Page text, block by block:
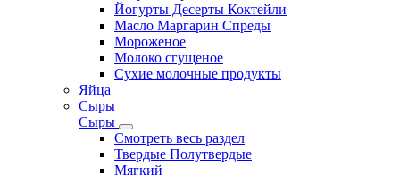
Йогурты Десерты Коктейли
Масло Маргарин Спреды
Мороженое
Молоко сгущеное
Сухие молочные продукты
Яйца
Сыры
Сыры
Смотреть весь раздел
Твердые Полутвердые
Мягкий